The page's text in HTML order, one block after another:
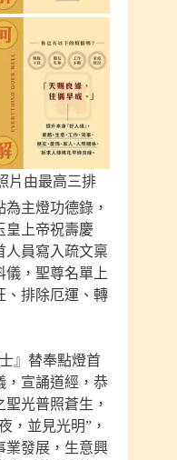
片由最高三排
主燈功德錄，
皇上帝祝壽慶
人員寫入疏文稟
儀，聖尊名單上
、排除厄運、轉
』替奉點燈首
，宣誦道經，恭
光普照蒼生，
，並見光明”，
業發展，生意興